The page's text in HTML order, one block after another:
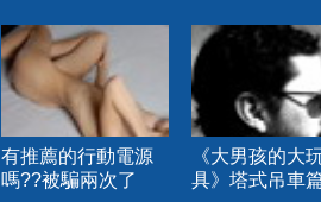
有推薦的行動電源
嗎??被騙兩次了
《大男孩的大
具》塔式吊車